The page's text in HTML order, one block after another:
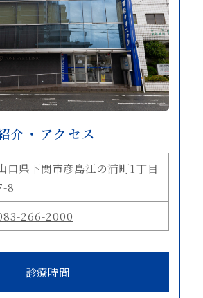
介・アクセス
口県下関市彦島江の浦町1丁目
8
266-2000
診療時間